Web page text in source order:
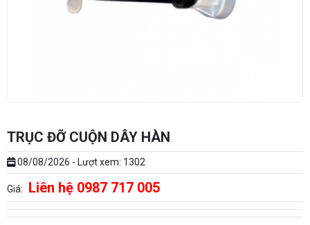
TRỤC ĐỠ CUỘN DÂY HÀN
08/08/2026 - Lượt xem: 1302
Giá: Liên hệ 0987 717 005